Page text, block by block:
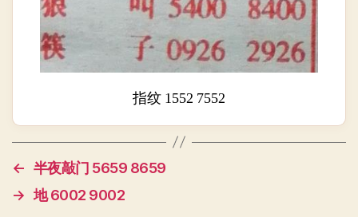
指纹 1552 7552
← 半夜敲门 5659 8659
→ 地 6002 9002